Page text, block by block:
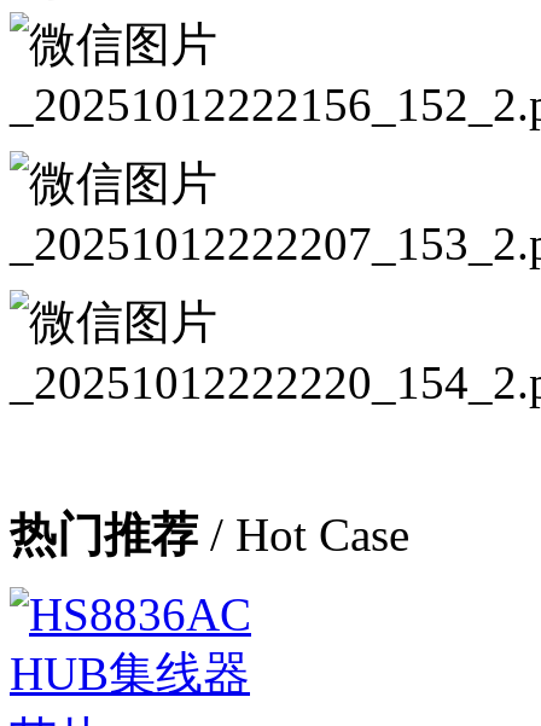
热门推荐 / Hot Case